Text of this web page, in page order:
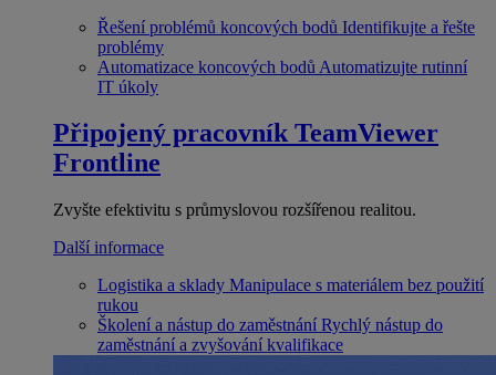
Řešení problémů koncových bodů Identifikujte a řešte
problémy
Automatizace koncových bodů Automatizujte rutinní
IT úkoly
Připojený pracovník TeamViewer
Frontline
Zvyšte efektivitu s průmyslovou rozšířenou realitou.
Další informace
Logistika a sklady Manipulace s materiálem bez použití
rukou
Školení a nástup do zaměstnání Rychlý nástup do
zaměstnání a zvyšování kvalifikace